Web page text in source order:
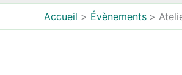
Accueil Évènements